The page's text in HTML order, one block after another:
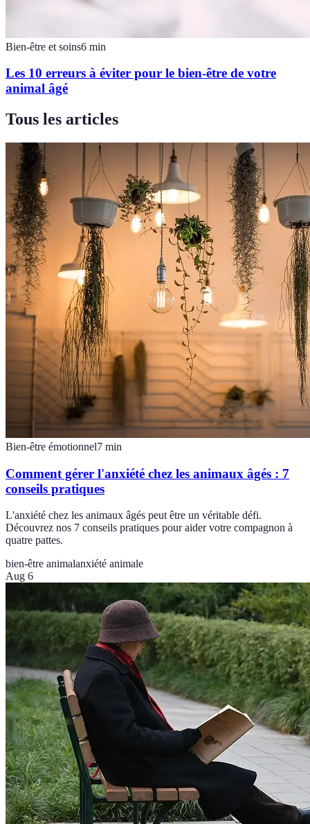
Bien-être et soins6 min
Les 10 erreurs à éviter pour le bien-être de votre
animal âgé
Tous les articles
Bien-être émotionnel7 min
Comment gérer l'anxiété chez les animaux âgés : 7
conseils pratiques
L'anxiété chez les animaux âgés peut être un véritable défi.
Découvrez nos 7 conseils pratiques pour aider votre compagnon à
quatre pattes.
bien-être animalanxiété animale
Aug 6